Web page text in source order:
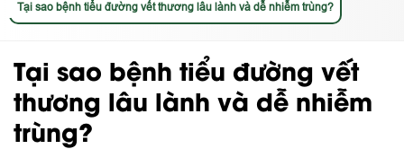
Tại sao bệnh tiểu đường vết thương lâu lành và dễ nhiễm trùng?
Tại sao bệnh tiểu đường vết
thương lâu lành và dễ nhiễm
trùng?